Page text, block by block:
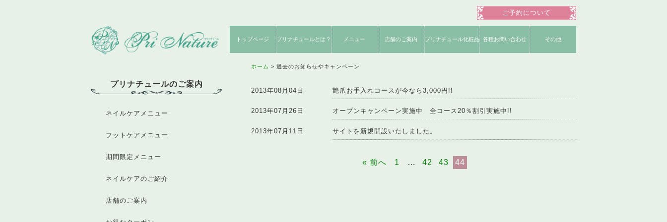
ご予約について
トップページ プリナチュールとは？
施術内容のご紹介
コンセプト
サロンからのお約束
創業者メッセージ
お客様感想
メニュー
店舗のご案内
店舗のご案内
クーポン
プリナチュール化粧品
製品一覧
使用説明書一覧
ネットショップ
各種お問い合わせ その他
ネイリスト募集
姉妹店募集
お役立ちコンテンツ
よくいただく質問
運営会社
公式ブログ
公式Instagram
公式Twitter
公式Facebook
ホーム 過去のお知らせやキャンペーン
2013年08月04日 艶爪お手入れコースが今なら3,000円!!
2013年07月26日 オープンキャンペーン実施中 全コース20％割引実施中!!
2013年07月11日 サイトを新規開設いたしました。
« 前へ 1 … 42 43 44
プリナチュールのご案内
ネイルケアメニュー
フットケアメニュー
期間限定メニュー
ネイルケアのご紹介
店舗のご案内